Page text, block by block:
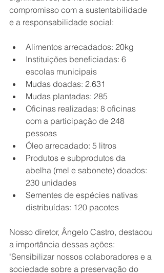
compromisso com a sustentabilidade
e a responsabilidade social:
Alimentos arrecadados: 20kg
Instituições beneficiadas: 6
escolas municipais
Mudas doadas: 2.631
Mudas plantadas: 285
Oficinas realizadas: 8 oficinas
com a participação de 248
pessoas
Óleo arrecadado: 5 litros
Produtos e subprodutos da
abelha (mel e sabonete) doados:
230 unidades
Sementes de espécies nativas
distribuídas: 120 pacotes
Nosso diretor, Ângelo Castro, destacou
a importância dessas ações:
"Sensibilizar nossos colaboradores e a
sociedade sobre a preservação do